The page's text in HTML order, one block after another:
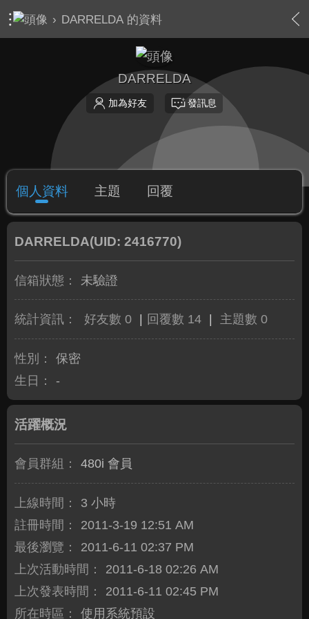
› DARRELDA 的資料
DARRELDA
加為好友 發訊息
個人資料 主題 回覆
DARRELDA(UID: 2416770)
信箱狀態： 未驗證
統計資訊： 好友數 0 回覆數 14 主題數 0
性別：
保密
生日：
-
活躍概況
會員群組： 480i 會員
上線時間：
3 小時
註冊時間：
2011-3-19 12:51 AM
最後瀏覽：
2011-6-11 02:37 PM
上次活動時間：
2011-6-18 02:26 AM
上次發表時間：
2011-6-11 02:45 PM
所在時區：
使用系統預設